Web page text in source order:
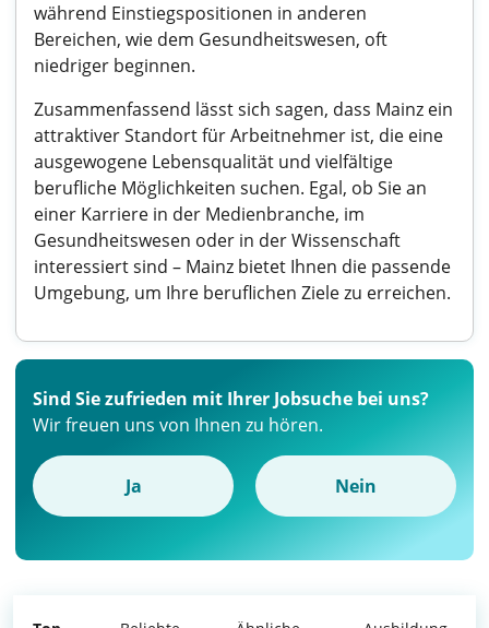
während Einstiegspositionen in anderen
Bereichen, wie dem Gesundheitswesen, oft
niedriger beginnen.
Zusammenfassend lässt sich sagen, dass Mainz ein
attraktiver Standort für Arbeitnehmer ist, die eine
ausgewogene Lebensqualität und vielfältige
berufliche Möglichkeiten suchen. Egal, ob Sie an
einer Karriere in der Medienbranche, im
Gesundheitswesen oder in der Wissenschaft
interessiert sind – Mainz bietet Ihnen die passende
Umgebung, um Ihre beruflichen Ziele zu erreichen.
Sind Sie zufrieden mit Ihrer Jobsuche bei uns?
Wir freuen uns von Ihnen zu hören.
Ja Nein